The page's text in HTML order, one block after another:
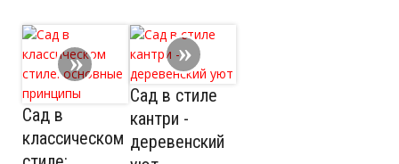
Сад в
классическом
Сад в стиле
кантри -
деревенский